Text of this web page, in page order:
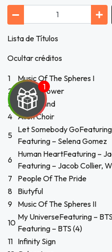
correo
Lista de Títulos
Ocultar créditos
1 Music Of The Spheres I
2 Higher Power
3
Humankind
4 Alien Choir
5
Let Somebody
Featuring – Selena Gomez
6
Human HeartFeaturing –
Featuring – Jacob Collier,
7
People Of The Pride
8 Biutyful
9
Music Of The Spheres II
10
My UniverseFeaturing –
Featuring – BTS (4)
11 Infinity Sign